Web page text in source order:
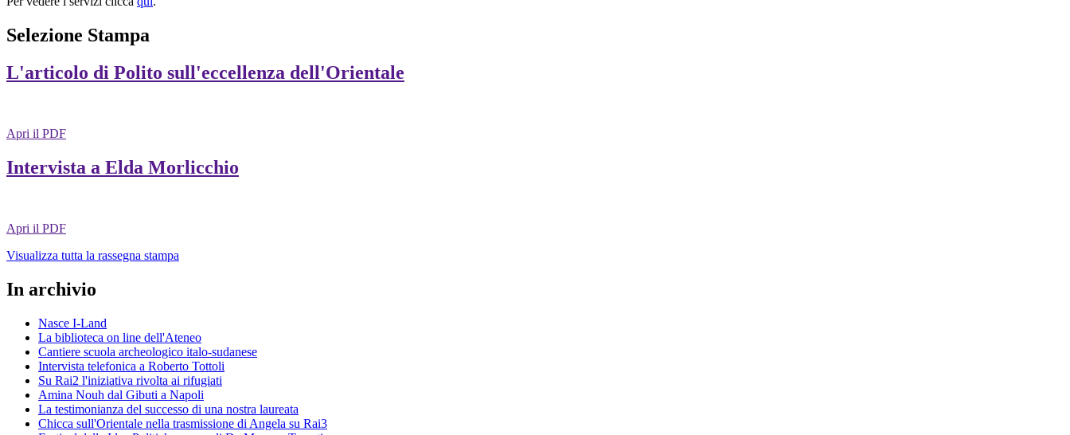
Selezione Stampa
L'articolo di Polito sull'eccellenza dell'Orientale
Apri il PDF
Intervista a Elda Morlicchio
Apri il PDF
Visualizza tutta la rassegna stampa
In archivio
Nasce I-Land
La biblioteca on line dell'Ateneo
Cantiere scuola archeologico italo-sudanese
Intervista telefonica a Roberto Tottoli
Su Rai2 l'iniziativa rivolta ai rifugiati
Amina Nouh dal Gibuti a Napoli
La testimonianza del successo di una nostra laureata
Chicca sull'Orientale nella trasmissione di Angela su Rai3